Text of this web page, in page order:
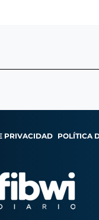
PRIVACIDAD POLÍTICA